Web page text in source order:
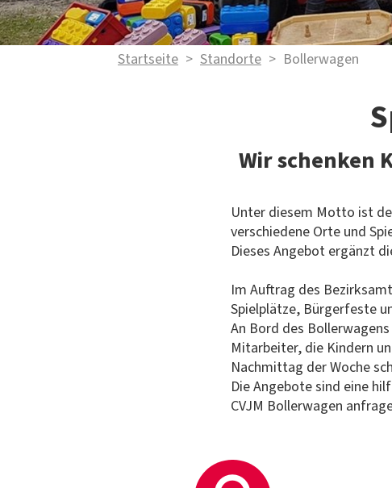
Startseite > Standorte > Bollerwagen
Wir schenken
Unter diesem Motto ist
verschiedene Orte und
Dieses Angebot ergänzt
Im Auftrag des
Spielplätze, Bürgerfeste
An Bord des
Mitarbeiter, die Kindern
Nachmittag der Woche
Die Angebote sind eine
CVJM Bollerwagen